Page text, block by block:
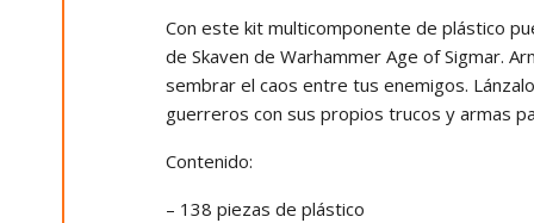
Con este kit multicomponente de plástico
de Skaven de Warhammer Age of Sigmar.
sembrar el caos entre tus enemigos.
guerreros con sus propios trucos y armas
Contenido:
– 138 piezas de plástico